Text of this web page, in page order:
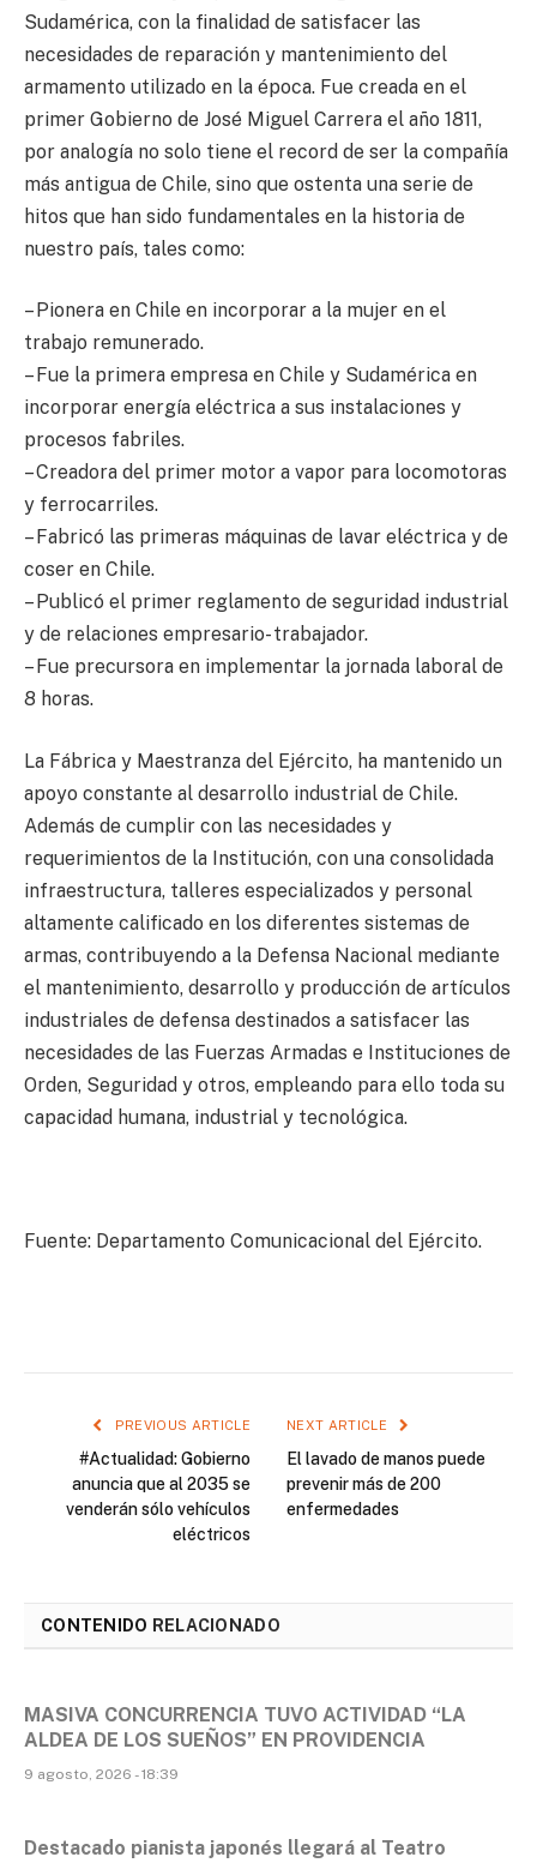
Sudamérica, con la finalidad de satisfacer las
necesidades de reparación y mantenimiento del
armamento utilizado en la época. Fue creada en el
primer Gobierno de José Miguel Carrera el año 1811,
por analogía no solo tiene el record de ser la compañía
más antigua de Chile, sino que ostenta una serie de
hitos que han sido fundamentales en la historia de
nuestro país, tales como:
– Pionera en Chile en incorporar a la mujer en el
trabajo remunerado.
– Fue la primera empresa en Chile y Sudamérica en
incorporar energía eléctrica a sus instalaciones y
procesos fabriles.
– Creadora del primer motor a vapor para locomotoras
y ferrocarriles.
– Fabricó las primeras máquinas de lavar eléctrica y de
coser en Chile.
– Publicó el primer reglamento de seguridad industrial
y de relaciones empresario- trabajador.
– Fue precursora en implementar la jornada laboral de
8 horas.
La Fábrica y Maestranza del Ejército, ha mantenido un
apoyo constante al desarrollo industrial de Chile.
Además de cumplir con las necesidades y
requerimientos de la Institución, con una consolidada
infraestructura, talleres especializados y personal
altamente calificado en los diferentes sistemas de
armas, contribuyendo a la Defensa Nacional mediante
el mantenimiento, desarrollo y producción de artículos
industriales de defensa destinados a satisfacer las
necesidades de las Fuerzas Armadas e Instituciones de
Orden, Seguridad y otros, empleando para ello toda su
capacidad humana, industrial y tecnológica.
Fuente: Departamento Comunicacional del Ejército.
PREVIOUS ARTICLE
#Actualidad: Gobierno
anuncia que al 2035 se
venderán sólo vehículos
eléctricos
NEXT ARTICLE
El lavado de manos puede
prevenir más de 200
enfermedades
CONTENIDO RELACIONADO
MASIVA CONCURRENCIA TUVO ACTIVIDAD “LA
ALDEA DE LOS SUEÑOS” EN PROVIDENCIA
9 agosto, 2026 - 18:39
Destacado pianista japonés llegará al Teatro